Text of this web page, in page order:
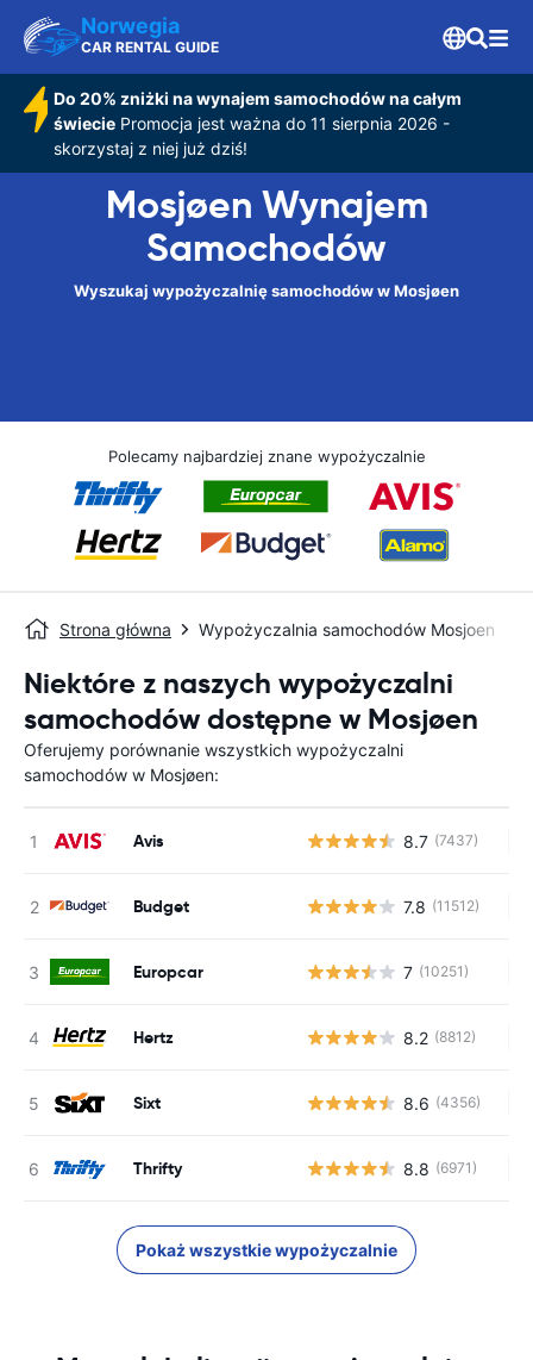
Norwegia
CAR RENTAL GUIDE
Do 20% zniżki na wynajem samochodów na całym
świeciePromocja jest ważna do 11 sierpnia 2026 -
skorzystaj z niej już dziś!
Mosjøen Wynajem
Samochodów
Wyszukaj wypożyczalnię samochodów w Mosjøen
Polecamy najbardziej znane wypożyczalnie
Strona główna Wypożyczalnia samochodów Mosjoen
Niektóre z naszych wypożyczalni
samochodów dostępne w Mosjøen
Oferujemy porównanie wszystkich wypożyczalni
samochodów w Mosjøen:
Avis 8.7 (7437)
Budget 7.8 (11512)
Europcar 7 (10251)
Hertz 8.2 (8812)
Sixt 8.6 (4356)
Thrifty 8.8 (6971)
Pokaż wszystkie wypożyczalnie